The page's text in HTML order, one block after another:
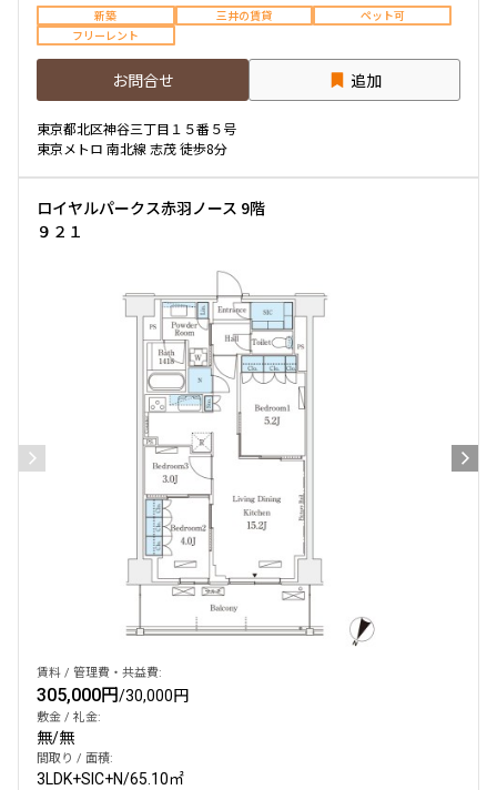
新築 三井の賃貸
ペット可
フリーレント
お問合せ 追加
東京都北区神谷三丁目１５番５号
東京メトロ 南北線 志茂 徒歩8分
ロイヤルパークス赤羽ノース 9階
９２１
賃料 / 管理費・共益費:
305,000円/30,000円
敷金 / 礼金:
無/無
間取り / 面積:
3LDK+SIC+N/65.10㎡